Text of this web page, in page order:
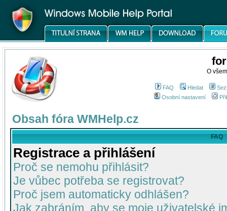
O
FAQ Hledat
Osobní nastavení
Obsah fóra WMHelp.cz
FAQ
Registrace a přihlášení
Proč se nemohu přihlásit?
Je vůbec potřeba se registrovat?
Proč jsem automaticky odhlášen?
Jak zabráním, aby se moje uživatelské